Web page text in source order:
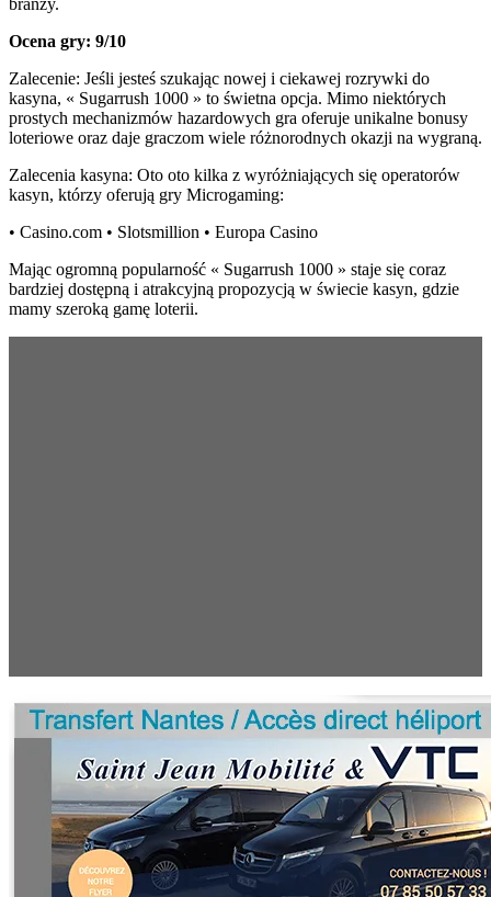
Ocena gry: 9/10
Zalecenie: Jeśli jesteś szukając nowej i ciekawej rozrywki do
kasyna, « Sugarrush 1000 » to świetna opcja. Mimo niektórych
prostych mechanizmów hazardowych gra oferuje unikalne bonusy
loteriowe oraz daje graczom wiele różnorodnych okazji na wygraną.
Zalecenia kasyna: Oto oto kilka z wyróżniających się operatorów
kasyn, którzy oferują gry Microgaming:
• Casino.com • Slotsmillion • Europa Casino
Mając ogromną popularność « Sugarrush 1000 » staje się coraz
bardziej dostępną i atrakcyjną propozycją w świecie kasyn, gdzie
mamy szeroką gamę loterii.